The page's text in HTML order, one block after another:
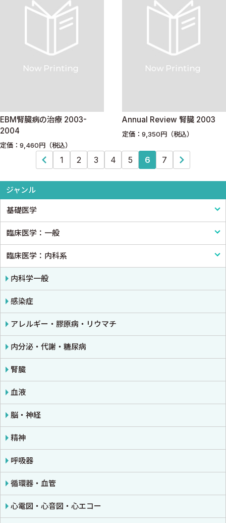
ジャンル
基礎医学
基礎医学一般
解剖学
生理学
免疫学・血清学
公衆衛生学
法医学
臨床医学：一般
臨床医学一般
診断・臨床検査
画像医学・放射線医学・核医学
プライマリケア医学・総合診療
救急医学・集中治療医学
癌・腫瘍一般・緩和医療
栄養・食事療法・輸液・輸血
薬物療法
東洋医学・漢方医学
臨床医学：内科系
内科学一般
感染症
アレルギー・膠原病・リウマチ
内分泌・代謝・糖尿病
腎臓
血液
脳・神経
精神
呼吸器
循環器・血管
心電図・心音図・心エコー
EBM腎臓病の治療 2003-
2004
定価：9,460円（税込）
Annual Review 腎臓 2003
定価：9,350円（税込）
1 2 3 4 5 6 7